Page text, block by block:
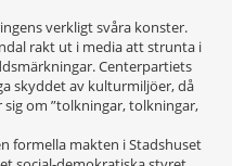
verkligt svåra konster.
rakt ut i media att strunta i
Centerpartiets
skyddet av kulturmiljöer, då
om ”tolkningar, tolkningar,
formella makten i Stadshuset